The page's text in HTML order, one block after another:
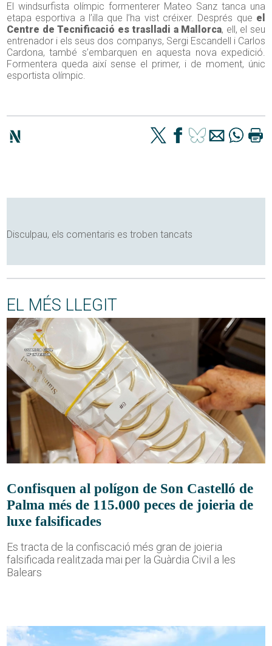
El windsurfista olímpic formenterer Mateo Sanz tanca una
etapa esportiva a l’illa que l’ha vist créixer. Després que el
Centre de Tecnificació es traslladi a Mallorca, ell, el seu
entrenador i els seus dos companys, Sergi Escandell i Carlos
Cardona, també s’embarquen en aquesta nova expedició.
Formentera queda així sense el primer, i de moment, únic
esportista olímpic.
Disculpau, els comentaris es troben tancats
EL MÉS LLEGIT
Confisquen al polígon de Son Castelló de
Palma més de 115.000 peces de joieria de
luxe falsificades
Es tracta de la confiscació més gran de joieria
falsificada realitzada mai per la Guàrdia Civil a les
Balears